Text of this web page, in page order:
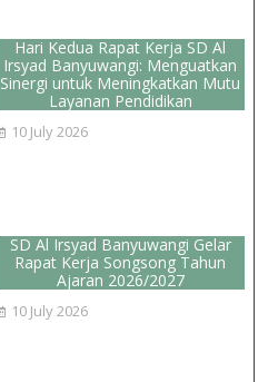
Hari Kedua Rapat Kerja SD Al
Irsyad Banyuwangi: Menguatkan
Sinergi untuk Meningkatkan Mutu
Layanan Pendidikan
10 July 2026
SD Al Irsyad Banyuwangi Gelar
Rapat Kerja Songsong Tahun
Ajaran 2026/2027
10 July 2026